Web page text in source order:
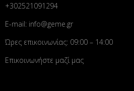
+302521091294
E-mail: info@geme.gr
Ώρες επικοινωνίας: 09:00 – 14:00
Επικοινωνήστε μαζί μας